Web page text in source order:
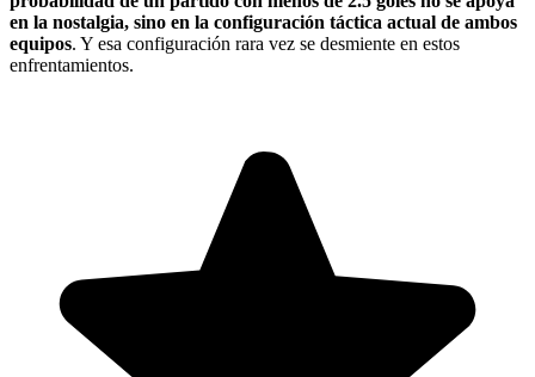
en la nostalgia, sino en la configuración táctica actual de ambos
equipos. Y esa configuración rara vez se desmiente en estos
enfrentamientos.